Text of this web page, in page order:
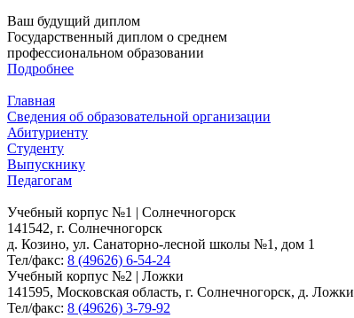
Ваш будущий диплом
Государственный диплом о среднем
профессиональном образовании
Подробнее
Главная
Сведения об образовательной организации
Абитуриенту
Студенту
Выпускнику
Педагогам
Учебный корпус №1 | Солнечногорск
141542, г. Солнечногорск
д. Козино, ул. Санаторно-лесной школы №1, дом 1
Тел/факс: 8 (49626) 6-54-24
Учебный корпус №2 | Ложки
141595, Московская область, г. Солнечногорск, д. Ложки
Тел/факс: 8 (49626) 3-79-92